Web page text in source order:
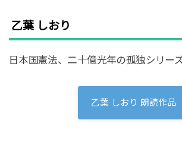
乙葉 しおり
日本国憲法、二十億光年の孤独シリー
乙葉 しおり 朗読作品